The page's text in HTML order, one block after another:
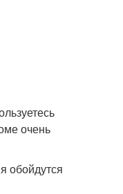
очень
обойдутся